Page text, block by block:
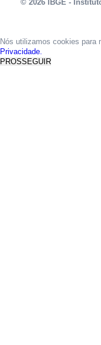
© 2026 IBGE -
Nós utilizamos cookies para
Privacidade.
PROSSEGUIR